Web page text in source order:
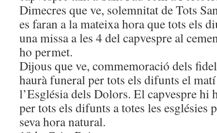
Dimecres que ve, solemnitat de Tots
es faran a la mateixa hora que tots els
una missa a les 4 del capvespre al
ho permet.
Dijous que ve, commemoració dels
haurà funeral per tots els difunts el
l’Església dels Dolors. El capvespre hi
per tots els difunts a totes les esglésies
seva hora natural.